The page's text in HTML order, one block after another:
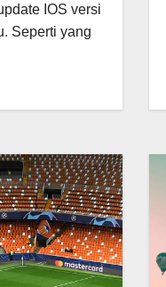
IOS versi
Seperti yang